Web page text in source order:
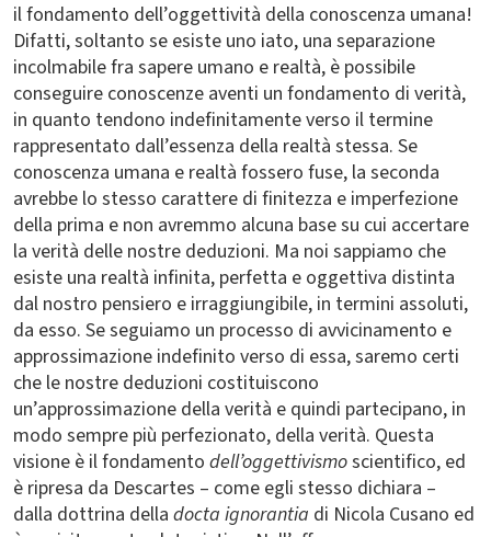
il fondamento dell’oggettività della conoscenza umana!
Difatti, soltanto se esiste uno iato, una separazione
incolmabile fra sapere umano e realtà, è possibile
conseguire conoscenze aventi un fondamento di verità,
in quanto tendono indefinitamente verso il termine
rappresentato dall’essenza della realtà stessa. Se
conoscenza umana e realtà fossero fuse, la seconda
avrebbe lo stesso carattere di finitezza e imperfezione
della prima e non avremmo alcuna base su cui accertare
la verità delle nostre deduzioni. Ma noi sappiamo che
esiste una realtà infinita, perfetta e oggettiva distinta
dal nostro pensiero e irraggiungibile, in termini assoluti,
da esso. Se seguiamo un processo di avvicinamento e
approssimazione indefinito verso di essa, saremo certi
che le nostre deduzioni costituiscono
un’approssimazione della verità e quindi partecipano, in
modo sempre più perfezionato, della verità. Questa
visione è il fondamento dell’oggettivismoscientifico, ed
è ripresa da Descartes – come egli stesso dichiara –
dalla dottrina della docta ignorantia di Nicola Cusano ed